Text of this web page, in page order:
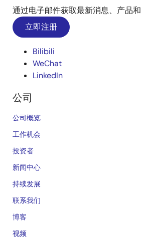
通过电子邮件获取最新消息、产品和
立即注册
Bilibili
WeChat
LinkedIn
公司
公司概览
工作机会
投资者
新闻中心
持续发展
联系我们
博客
视频